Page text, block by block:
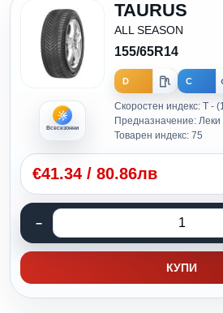
Всесезонни
TAURUS
ALL SEASON
155/65R14
D C
Скоростен индекс: T -
Предназначение:
Товарен индекс: 75
€41.34 / 80.86лв
КУПИ